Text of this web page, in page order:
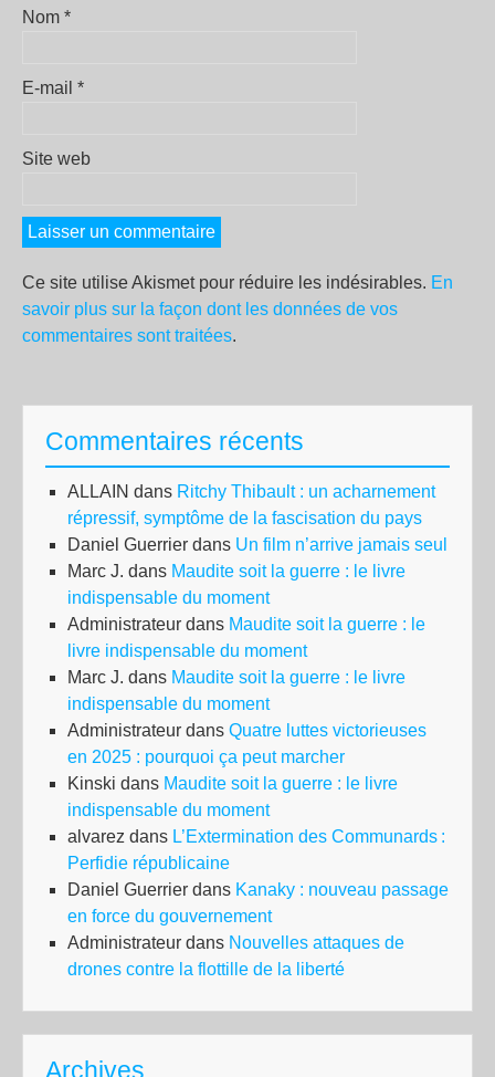
Nom *
E-mail *
Site web
Ce site utilise Akismet pour réduire les indésirables. En
savoir plus sur la façon dont les données de vos
commentaires sont traitées.
Commentaires récents
ALLAIN dans Ritchy Thibault : un acharnement
répressif, symptôme de la fascisation du pays
Daniel Guerrier dans Un film n’arrive jamais seul
Marc J. dans Maudite soit la guerre : le livre
indispensable du moment
Administrateur dans Maudite soit la guerre : le
livre indispensable du moment
Marc J. dans Maudite soit la guerre : le livre
indispensable du moment
Administrateur dans Quatre luttes victorieuses
en 2025 : pourquoi ça peut marcher
Kinski dans Maudite soit la guerre : le livre
indispensable du moment
alvarez dans L’Extermination des Communards :
Perfidie républicaine
Daniel Guerrier dans Kanaky : nouveau passage
en force du gouvernement
Administrateur dans Nouvelles attaques de
drones contre la flottille de la liberté
Archives